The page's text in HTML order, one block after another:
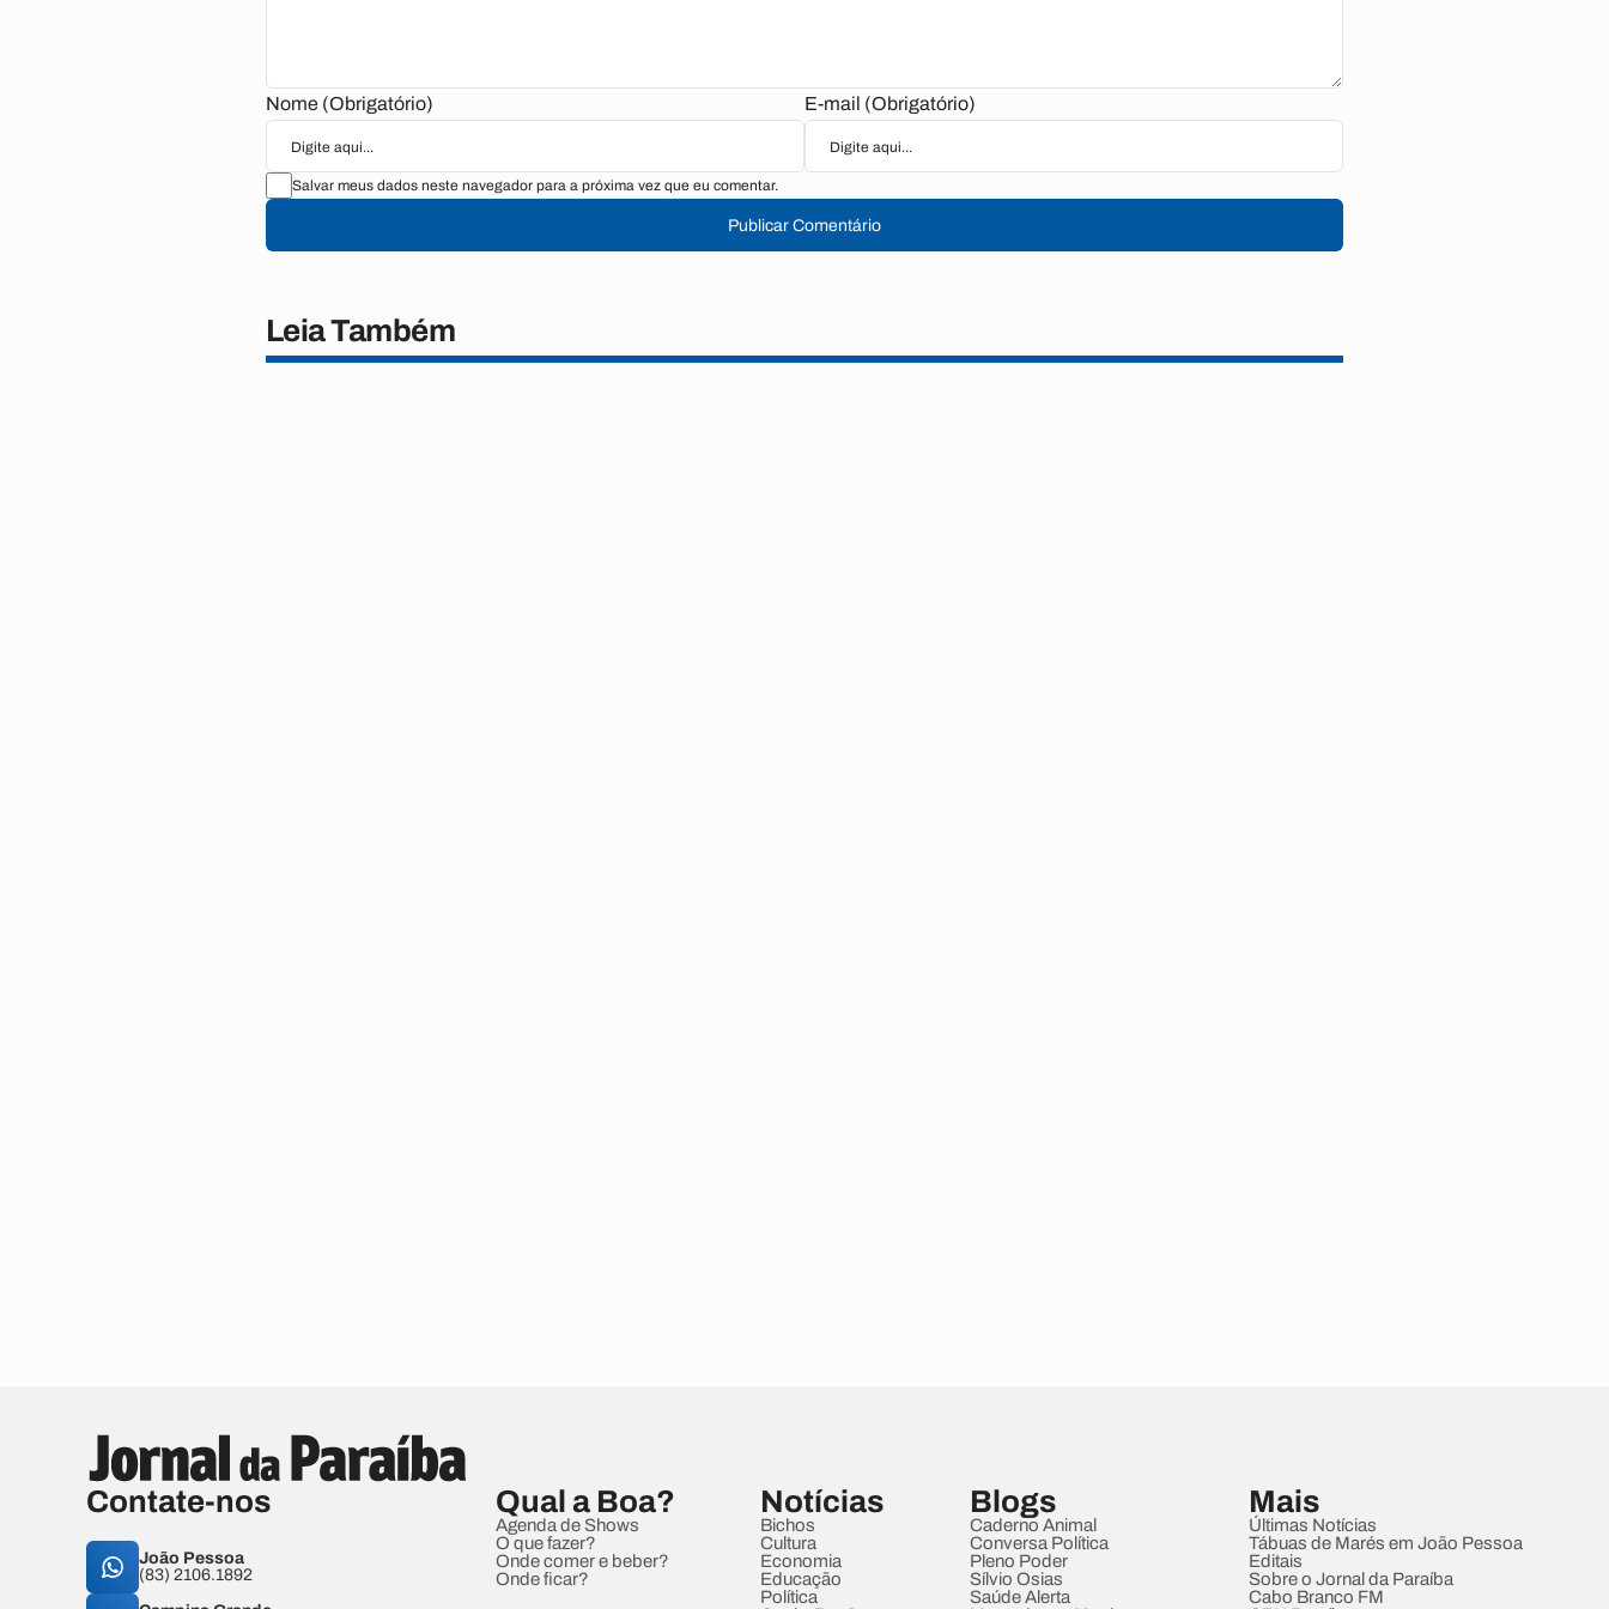
Nome (Obrigatório) E-mail (Obrigatório)
Salvar meus dados neste navegador para a próxima vez que eu comentar.
Publicar Comentário
Leia Também
Contate-nos
João Pessoa
(83) 2106.1892
Qual a Boa?
Agenda de Shows
O que fazer?
Onde comer e beber?
Onde ficar?
Notícias
Bichos
Cultura
Economia
Educação
Política
Blogs
Caderno Animal
Conversa Política
Pleno Poder
Sílvio Osias
Saúde Alerta
Mais
Últimas Notícias
Tábuas de Marés em João Pessoa
Editais
Sobre o Jornal da Paraíba
Cabo Branco FM